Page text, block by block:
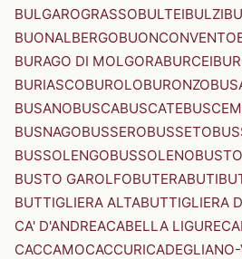
BULGAROGRASSOBULTEIBULZI
BUONALBERGOBUONCONVENTO
BURAGO DI MOLGORABURCEI
BURIASCOBUROLOBURONZO
BUSANOBUSCABUSCATE
BUSNAGOBUSSEROBUSSETO
BUSSOLENGOBUSSOLENO
BUSTO GAROLFOBUTERABUTI
BUTTIGLIERA ALTABUTTIGLIERA
CA' D'ANDREACABELLA LIGURE
CACCAMOCACCURI